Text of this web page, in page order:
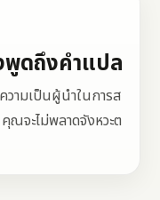
พูดถึงคำแปล
วามเป็นผู้นำในการส
ณจะไม่พลาดจังหวะต